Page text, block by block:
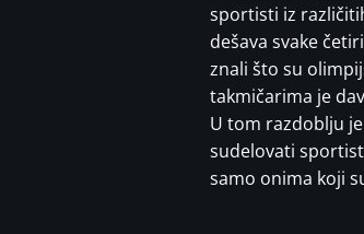
sportisti iz
dešava svake
znali što su
takmičarima je
U tom razdoblju
sudelovati
samo onima koji